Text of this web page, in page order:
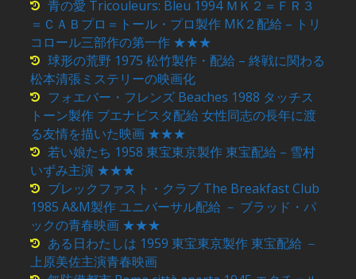
青の愛 Tricouleurs: Bleu 1994 ＭＫ２＝ＦＲ３
＝ＣＡＢプロ＝トール・プロ製作 MK２配給 – トリ
コロール三部作の第一作 ★★★
球形の荒野 1975 松竹製作・配給 – 終戦に関わる
松本清張ミステリーの映画化
フォエバー・フレンズ Beaches 1988 タッチス
トーン製作 ブエナビスタ配給 女性同志の長年に渡
る友情を描いた映画 ★★★
若い娘たち 1958 東宝東京製作 東宝配給 – 雪村
いずみ主演 ★★★
ブレックファスト・クラブ The Breakfast Club
1985 A&M製作 ユニバーサル配給 － ブラッド・パ
ックの青春映画 ★★★
ある日わたしは 1959 東宝東京製作 東宝配給 －
上原美佐主演青春映画